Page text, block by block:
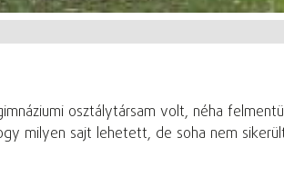
osztálytársam volt, néha
milyen sajt lehetett, de soha nem